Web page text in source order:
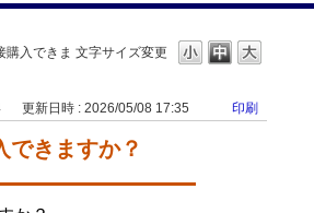
文字サイズ変更
購入できま
更新日時 : 2026/05/08 17:35 印刷
できますか？